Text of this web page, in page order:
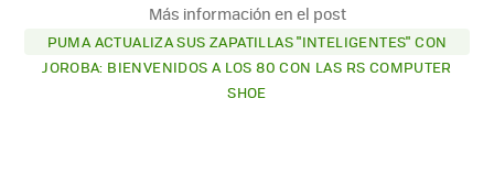
Más información en el post
PUMA ACTUALIZA SUS ZAPATILLAS "INTELIGENTES" CON
JOROBA: BIENVENIDOS A LOS 80 CON LAS RS COMPUTER
SHOE